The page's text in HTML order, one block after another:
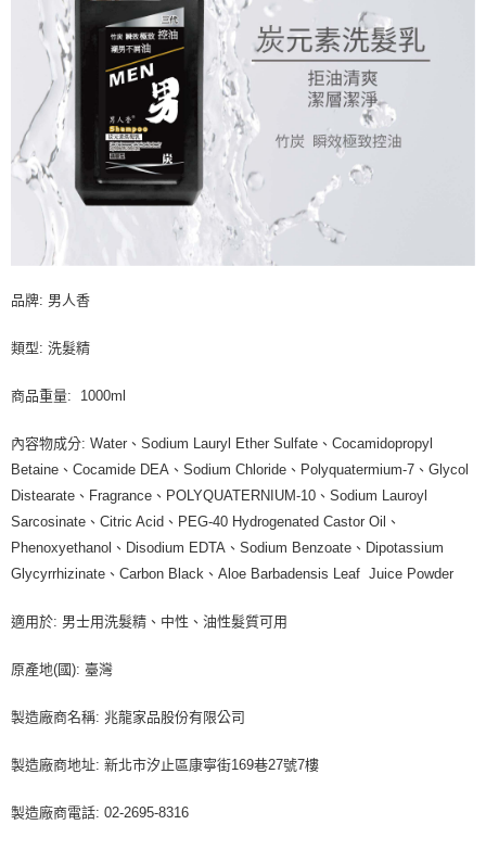
品牌: 男人香
類型: 洗髮精
商品重量: 1000ml
內容物成分: Water、Sodium Lauryl Ether Sulfate、Cocamidopropyl
Betaine、Cocamide DEA、Sodium Chloride、Polyquatermium-7、Glycol
Distearate、Fragrance、POLYQUATERNIUM-10、Sodium Lauroyl
Sarcosinate、Citric Acid、PEG-40 Hydrogenated Castor Oil、
Phenoxyethanol、Disodium EDTA、Sodium Benzoate、Dipotassium
Glycyrrhizinate、Carbon Black、Aloe Barbadensis Leaf Juice Powder
適用於: 男士用洗髮精、中性、油性髮質可用
原產地(國): 臺灣
製造廠商名稱: 兆龍家品股份有限公司
製造廠商地址: 新北市汐止區康寧街169巷27號7樓
製造廠商電話: 02-2695-8316